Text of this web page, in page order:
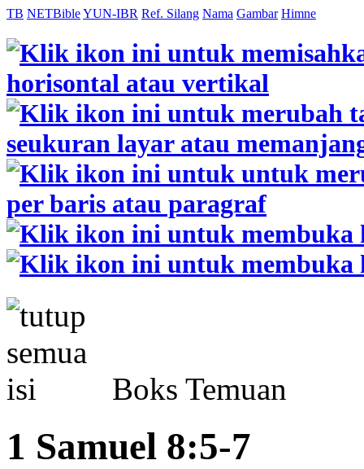
TB NETBibleYUN-IBR Ref. Silang Nama Gambar Himne
Boks Temuan
1 Samuel 8:5-7